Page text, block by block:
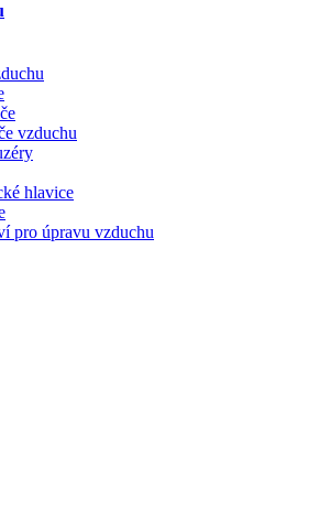
vzduchu
hlavice
pro úpravu vzduchu